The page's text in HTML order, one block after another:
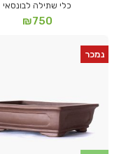
כלי שתילה לבונסאי
₪750
נמכר